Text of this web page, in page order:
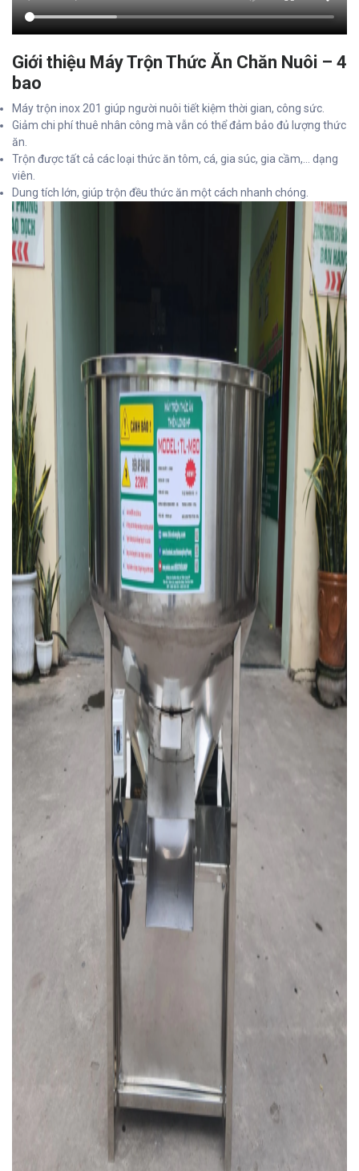
Giới thiệu Máy Trộn Thức Ăn Chăn Nuôi – 4
bao
Máy trộn inox 201 giúp người nuôi tiết kiệm thời gian, công sức.
Giảm chi phí thuê nhân công mà vẫn có thể đảm bảo đủ lượng thức
ăn.
Trộn được tất cả các loại thức ăn tôm, cá, gia súc, gia cầm,… dạng
viên.
Dung tích lớn, giúp trộn đều thức ăn một cách nhanh chóng.